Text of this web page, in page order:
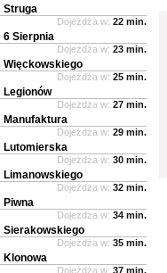
Struga
Dojeżdża w: 22 min.
6 Sierpnia
Dojeżdża w: 23 min.
Więckowskiego
Dojeżdża w: 25 min.
Legionów
Dojeżdża w: 27 min.
Manufaktura
Dojeżdża w: 29 min.
Lutomierska
Dojeżdża w: 30 min.
Limanowskiego
Dojeżdża w: 32 min.
Piwna
Dojeżdża w: 34 min.
Sierakowskiego
Dojeżdża w: 35 min.
Klonowa
Dojeżdża w: 37 min.